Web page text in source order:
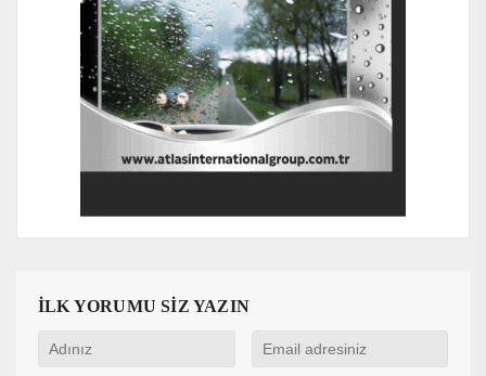
İLK YORUMU SİZ YAZIN